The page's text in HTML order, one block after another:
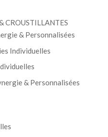
CROUSTILLANTES
& Personnalisées
Individuelles
& Personnalisées